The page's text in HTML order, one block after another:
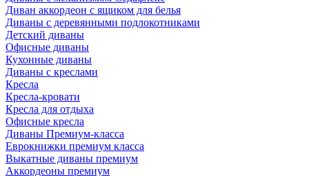
Диван аккордеон с ящиком для белья
Диваны с деревянными подлокотниками
Детский диваны
Офисные диваны
Кухонные диваны
Диваны с креслами
Кресла
Кресла-кровати
Кресла для отдыха
Офисные кресла
Диваны Премиум-класса
Еврокнижки премиум класса
Выкатные диваны премиум
Аккордеоны премиум